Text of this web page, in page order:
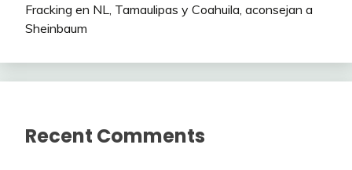
Fracking en NL, Tamaulipas y Coahuila, aconsejan a
Sheinbaum
Recent Comments